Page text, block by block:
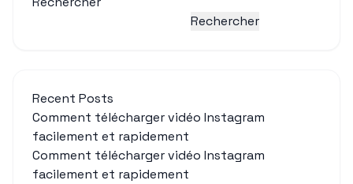
Rechercher
Recent Posts
Comment télécharger vidéo Instagram
facilement et rapidement
Comment télécharger vidéo Instagram
facilement et rapidement